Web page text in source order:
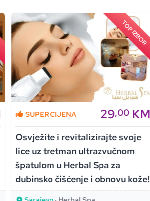
TOP IZBOR
SUPER CIJENA 29,00 KM
Osvježite i revitalizirajte svoje
lice uz tretman ultrazvučnom
špatulom u Herbal Spa za
dubinsko čišćenje i obnovu kože!